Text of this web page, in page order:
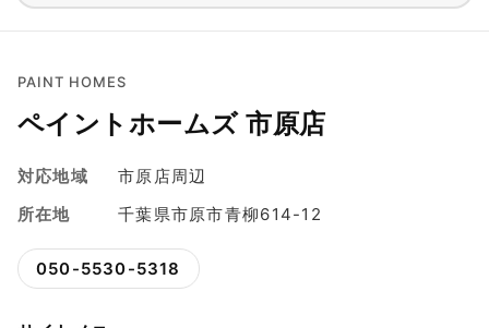
PAINT HOMES
ペイントホームズ 市原店
対応地域
市原店周辺
所在地
千葉県市原市青柳614-12
050-5530-5318